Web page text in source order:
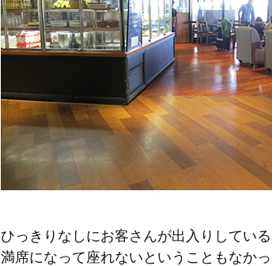
ひっきりなしにお客さんが出入りしてい
満席になって座れないということもなかっ